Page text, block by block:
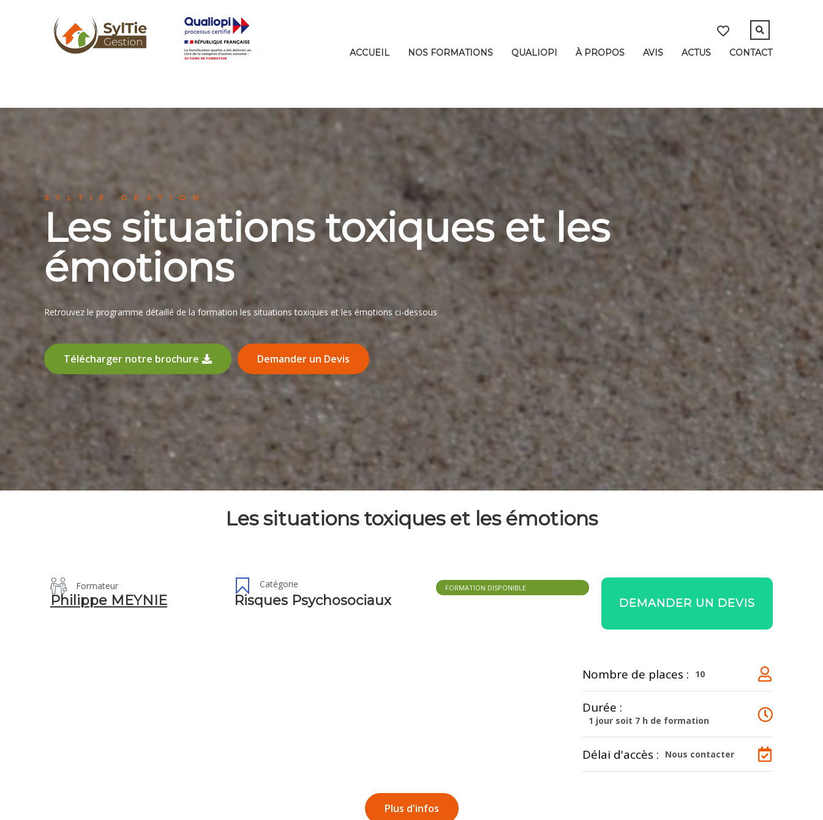
ACCUEIL NOS FORMATIONS QUALIOPI À PROPOS AVIS ACTUS CONTACT
SYLTIE GESTION
Les situations toxiques et les
émotions
Retrouvez le programme détaillé de la formation les situations toxiques et les émotions ci-dessous
Télécharger notre brochure Demander un Devis
Les situations toxiques et les émotions
Formateur
Philippe MEYNIE
Catégorie
Risques Psychosociaux
FORMATION DISPONIBLE
DEMANDER UN DEVIS
Nombre de places : 10
Durée :
1 jour soit 7 h de formation
Délai d'accès : Nous contacter
Plus d'infos